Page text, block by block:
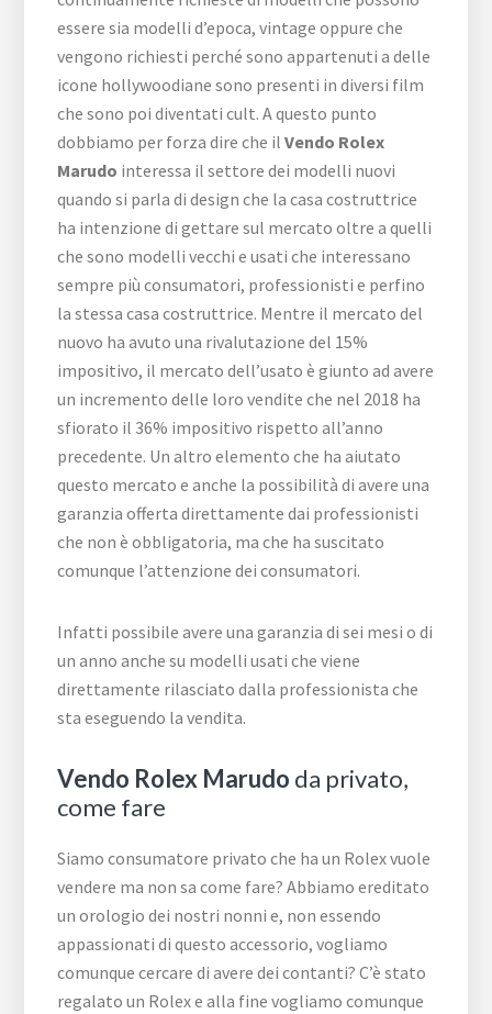
essere sia modelli d’epoca, vintage oppure che
vengono richiesti perché sono appartenuti a delle
icone hollywoodiane sono presenti in diversi film
che sono poi diventati cult. A questo punto
dobbiamo per forza dire che ilVendo Rolex
Marudo interessa il settore dei modelli nuovi
quando si parla di design che la casa costruttrice
ha intenzione di gettare sul mercato oltre a quelli
che sono modelli vecchi e usati che interessano
sempre più consumatori, professionisti e perfino
la stessa casa costruttrice. Mentre il mercato del
nuovo ha avuto una rivalutazione del 15%
impositivo, il mercato dell’usato è giunto ad avere
un incremento delle loro vendite che nel 2018 ha
sfiorato il 36% impositivo rispetto all’anno
precedente. Un altro elemento che ha aiutato
questo mercato e anche la possibilità di avere una
garanzia offerta direttamente dai professionisti
che non è obbligatoria, ma che ha suscitato
comunque l’attenzione dei consumatori.
Infatti possibile avere una garanzia di sei mesi o di
un anno anche su modelli usati che viene
direttamente rilasciato dalla professionista che
sta eseguendo la vendita.
Vendo Rolex Marudo da privato,
come fare
Siamo consumatore privato che ha un Rolex vuole
vendere ma non sa come fare? Abbiamo ereditato
un orologio dei nostri nonni e, non essendo
appassionati di questo accessorio, vogliamo
comunque cercare di avere dei contanti? C’è stato
regalato un Rolex e alla fine vogliamo comunque